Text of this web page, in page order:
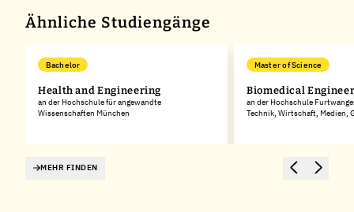
Ähnliche Studiengänge
Bachelor
Health and Engineering
an der Hochschule für angewandte
Wissenschaften München
Master of Science
Biomedical
an der Hochschule
Technik, Wirtschaft, Medien,
MEHR FINDEN